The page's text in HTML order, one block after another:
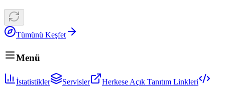
Tümünü Keşfet
Menü
İstatistikler Servisler
Herkese Açık Tanıtım Linkleri